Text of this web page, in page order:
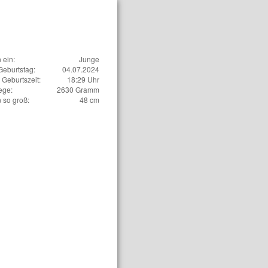
ein:
Junge
04.07.2024
18:29 Uhr
2630 Gramm
so groß:
48 cm